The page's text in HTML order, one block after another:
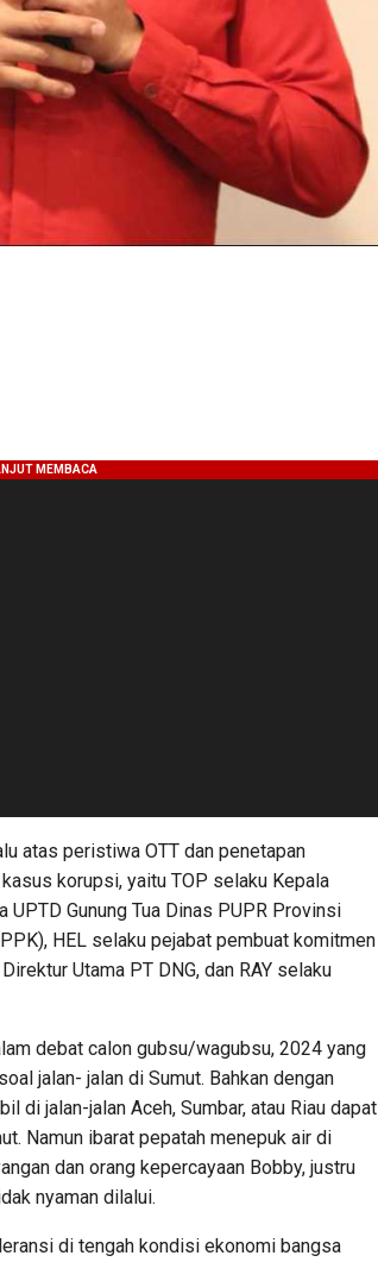
atas peristiwa OTT dan penetapan
korupsi, yaitu TOP selaku Kepala
Gunung Tua Dinas PUPR Provinsi
HEL selaku pejabat pembuat komitmen
Utama PT DNG, dan RAY selaku
debat calon gubsu/wagubsu, 2024 yang
jalan- jalan di Sumut. Bahkan dengan
di jalan-jalan Aceh, Sumbar, atau Riau dapat
Namun ibarat pepatah menepuk air di
dan orang kepercayaan Bobby, justru
nyaman dilalui.
di tengah kondisi ekonomi bangsa